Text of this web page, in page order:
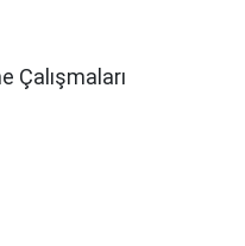
Çalışmaları